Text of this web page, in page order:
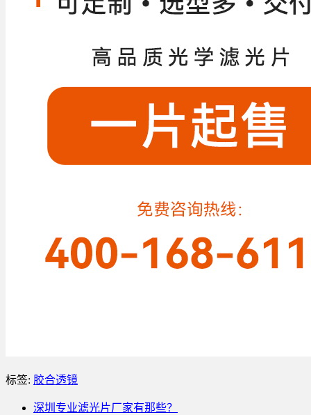
标签: 胶合透镜
深圳专业滤光片厂家有那些？